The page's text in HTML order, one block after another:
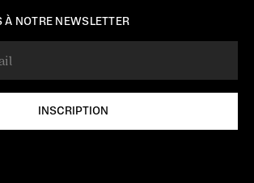
À NOTRE NEWSLETTER